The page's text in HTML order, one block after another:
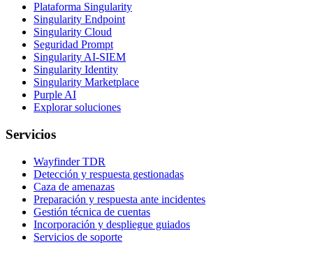
Plataforma Singularity
Singularity Endpoint
Singularity Cloud
Seguridad Prompt
Singularity AI-SIEM
Singularity Identity
Singularity Marketplace
Purple AI
Explorar soluciones
Servicios
Wayfinder TDR
Detección y respuesta gestionadas
Caza de amenazas
Preparación y respuesta ante incidentes
Gestión técnica de cuentas
Incorporación y despliegue guiados
Servicios de soporte